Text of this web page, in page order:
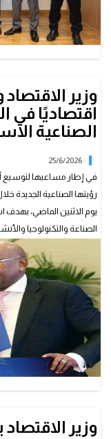
وزير الاقتصاد
اقتصاديًا في
الصناعية
25/6/2026
في إطار مساعيها لتوسيع
رؤيتها الصناعية الجديدة
يوم الاثنين الماضي،
الصناعة والتكنولوجيا
وزير